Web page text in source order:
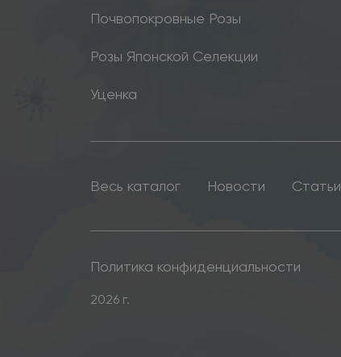
Почвопокровные Розы
Розы Японской Селекции
Уценка
Весь каталог Новости Статьи
Политика конфиденциальности
2026 г.